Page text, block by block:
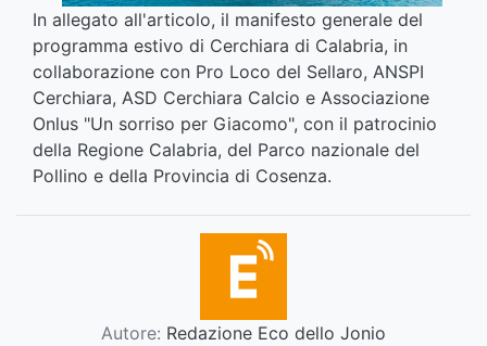
In allegato all'articolo, il manifesto generale del
programma estivo di Cerchiara di Calabria, in
collaborazione con Pro Loco del Sellaro, ANSPI
Cerchiara, ASD Cerchiara Calcio e Associazione
Onlus "Un sorriso per Giacomo", con il patrocinio
della Regione Calabria, del Parco nazionale del
Pollino e della Provincia di Cosenza.
Autore: Redazione Eco dello Jonio